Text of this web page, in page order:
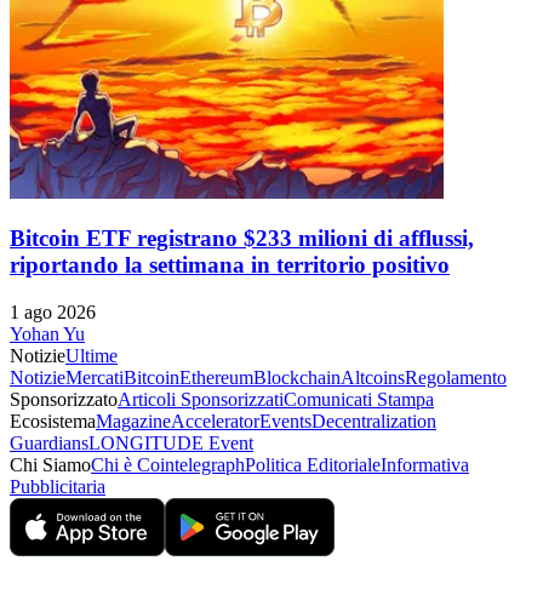
Bitcoin ETF registrano $233 milioni di afflussi,
riportando la settimana in territorio positivo
1 ago 2026
Yohan Yu
NotizieUltime
NotizieMercatiBitcoinEthereumBlockchainAltcoinsRegolamento
SponsorizzatoArticoli SponsorizzatiComunicati Stampa
EcosistemaMagazineAcceleratorEventsDecentralization
GuardiansLONGITUDE Event
Chi SiamoChi è CointelegraphPolitica EditorialeInformativa
Pubblicitaria